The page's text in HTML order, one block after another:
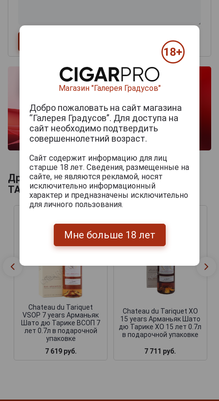
Другие продукты бренда CHАTEAU DU
TARIQUET
Chateau du Tariquet
VSOP 7 years Арманьяк
Шато дю Тарике ВСОП 7
лет 0.7л в подарочной
упаковке
7 619 руб.
Chateau du Tariquet ХО
15 years Арманьяк Шато
дю Тарике ХО 15 лет 0.7л
в подарочной упаковке
7 711 руб.
Магазин "Галерея Градусов"
Добро пожаловать на сайт магазина
“Галерея Градусов”. Для доступа на
сайт необходимо подтвердить
совершеннолетний возраст.
Сайт содержит информацию для лиц
старше 18 лет. Сведения, размещенные на
сайте, не являются рекламой, носят
исключительно информационный
характер и предназначены исключительно
для личного пользования.
Мне больше 18 лет